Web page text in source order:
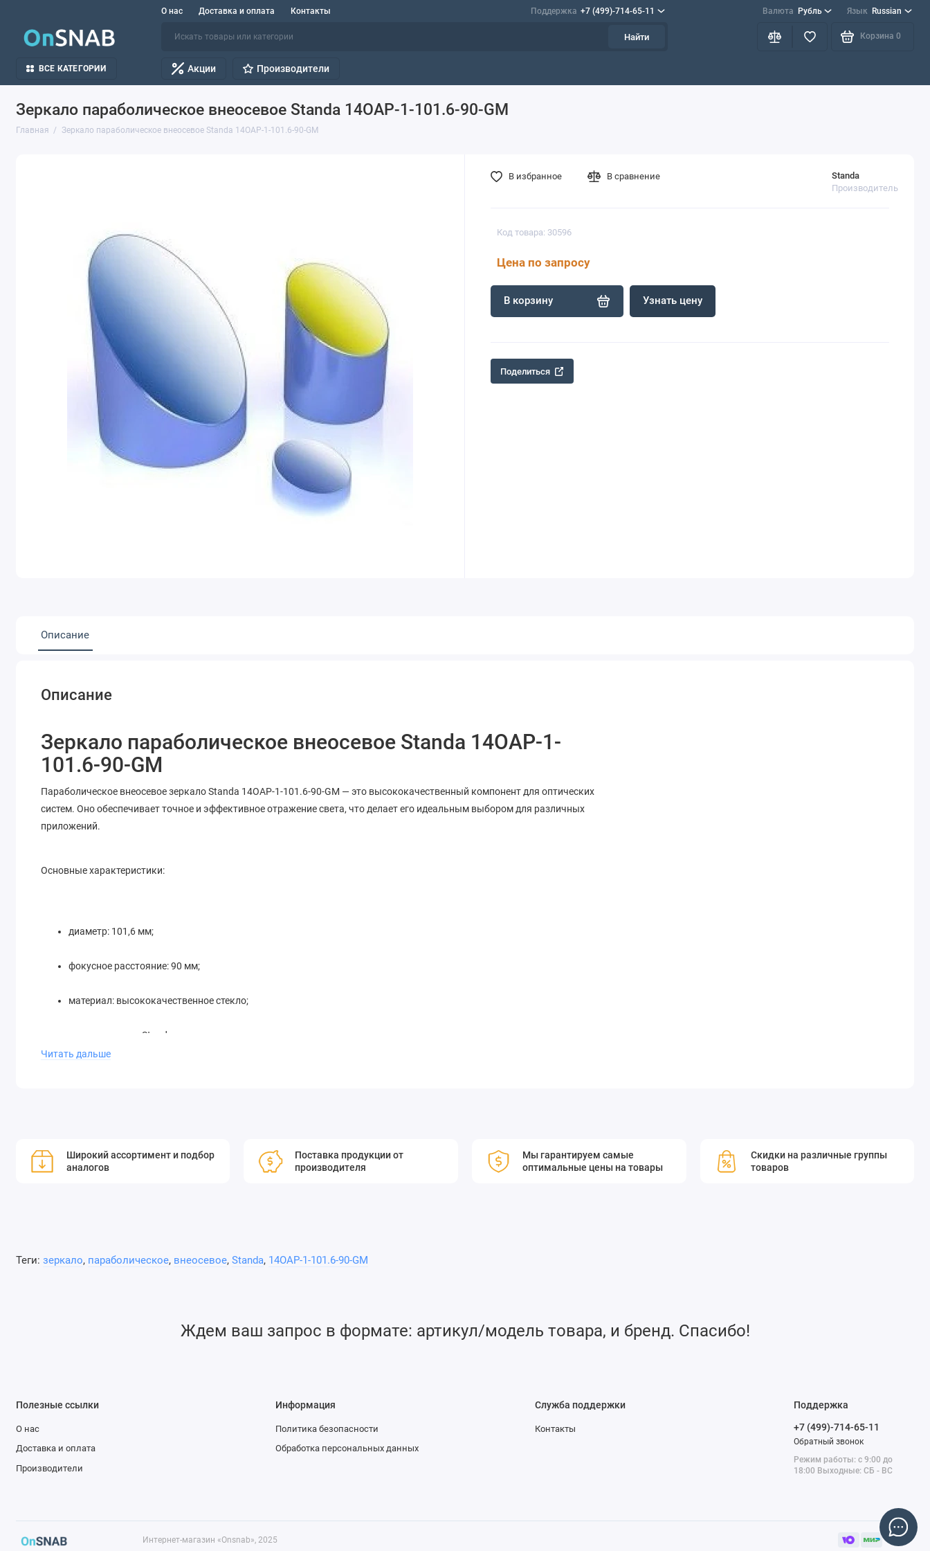
О нас Доставка и оплата Контакты Поддержка +7 (499)-714-65-11 Валюта Рубль Язык Russian
Найти Корзина 0
ВСЕ КАТЕГОРИИ Акции Производители
Зеркало параболическое внеосевое Standa 14OAP-1-101.6-90-GM
Главная Зеркало параболическое внеосевое Standa 14OAP-1-101.6-90-GM
Код товара: 30596
Цена по запросу
Standa
Производитель
В корзину Узнать цену
В избранное В сравнение
Поделиться
Описание
Описание
Зеркало параболическое внеосевое Standa 14OAP-1-
101.6-90-GM
Параболическое внеосевое зеркало Standa 14OAP-1-101.6-90-GM — это высококачественный компонент для оптических
систем. Оно обеспечивает точное и эффективное отражение света, что делает его идеальным выбором для различных
приложений.
Основные характеристики:
диаметр: 101,6 мм;
фокусное расстояние: 90 мм;
материал: высококачественное стекло;
производитель: Standa.
Standa предлагает стандартные и специальные металлические зеркала с параболическими контурами поверхности для
внеосевой фокусировки луча. Эти зеркала изготавливаются из цельного прутка, чтобы минимизировать деформацию
Читать дальше
Широкий ассортимент и подбор
аналогов
Поставка продукции от
производителя
Мы гарантируем самые
оптимальные цены на товары
Скидки на различные группы
товаров
Теги: зеркало, параболическое, внеосевое, Standa, 14OAP-1-101.6-90-GM
Ждем ваш запрос в формате: артикул/модель товара, и бренд. Спасибо!
Полезные ссылки
О нас
Доставка и оплата
Производители
Информация
Политика безопасности
Обработка персональных данных
Служба поддержки
Контакты
Поддержка
+7 (499)-714-65-11
Обратный звонок
Режим работы: с 9:00 до
18:00 Выходные: СБ - ВС
Интернет-магазин «Onsnab», 2025